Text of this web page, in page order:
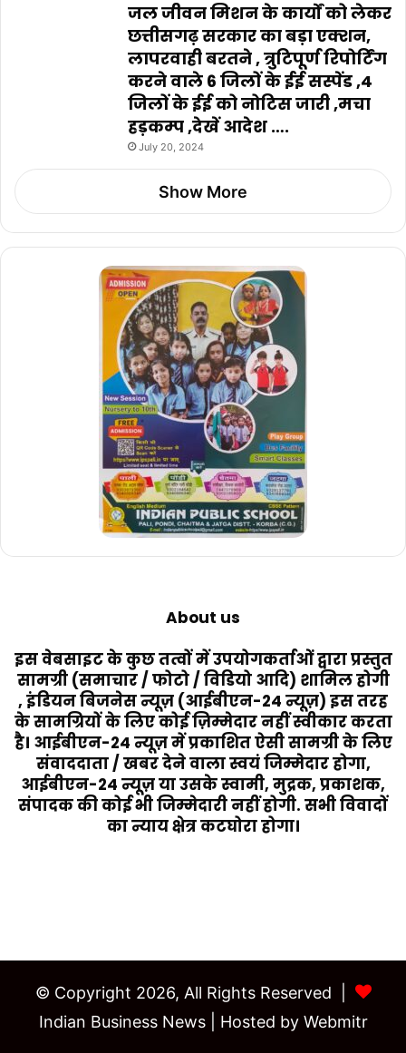
जल जीवन मिशन के कार्यों को लेकर
छत्तीसगढ़ सरकार का बड़ा एक्शन,
लापरवाही बरतने , त्रुटिपूर्ण रिपोर्टिंग
करने वाले 6 जिलों के ईई सस्पेंड ,4
जिलों के ईई को नोटिस जारी ,मचा
हड़कम्प ,देखें आदेश ….
July 20, 2024
Show More
About us
इस वेबसाइट के कुछ तत्वों में उपयोगकर्ताओं द्वारा प्रस्तुत
सामग्री (समाचार / फोटो / विडियो आदि) शामिल होगी
, इंडियन बिजनेस न्यूज़ (आईबीएन-24 न्यूज़) इस तरह
के सामग्रियों के लिए कोई ज़िम्मेदार नहीं स्वीकार करता
है। आईबीएन-24 न्यूज़ में प्रकाशित ऐसी सामग्री के लिए
संवाददाता / खबर देने वाला स्वयं जिम्मेदार होगा,
आईबीएन-24 न्यूज़ या उसके स्वामी, मुद्रक, प्रकाशक,
संपादक की कोई भी जिम्मेदारी नहीं होगी. सभी विवादों
का न्याय क्षेत्र कटघोरा होगा।
© Copyright 2026, All Rights Reserved |
Indian Business News| Hosted by Webmitr